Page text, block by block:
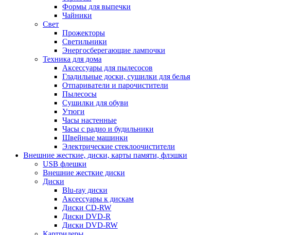
Формы для выпечки
Чайники
Свет
Прожекторы
Светильники
Энергосберегающие лампочки
Техника для дома
Аксессуары для пылесосов
Гладильные доски, сушилки для белья
Отпариватели и парочистители
Пылесосы
Сушилки для обуви
Утюги
Часы настенные
Часы с радио и будильники
Швейные машинки
Электрические стеклоочистители
Внешние жесткие, диски, карты памяти, флэшки
USB флешки
Внешние жесткие диски
Диски
Blu-ray диски
Аксессуары к дискам
Диски CD-RW
Диски DVD-R
Диски DVD-RW